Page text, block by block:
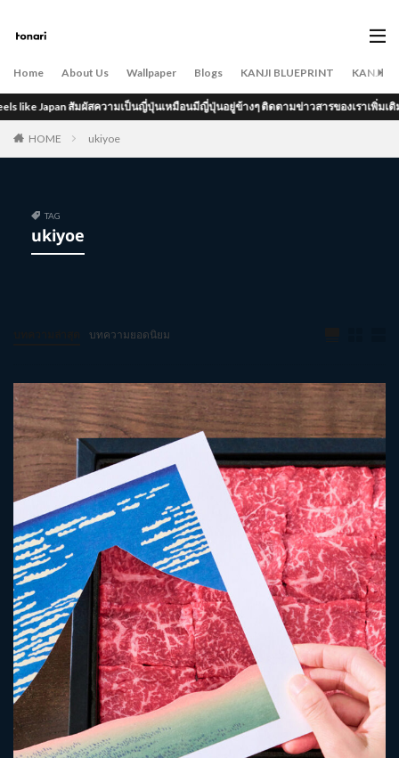
Home About Us Wallpaper Blogs KANJI BLUEPRINT KANJI
like Japan สัมผัสความเป็นญี่ปุ่นเหมือนมีญี่ปุ่นอยู่ข้างๆ ติดตามข่าวสารของเราเพิ่มเติมไ
HOME ukiyoe
TAG
ukiyoe
บทความยอดนิยม